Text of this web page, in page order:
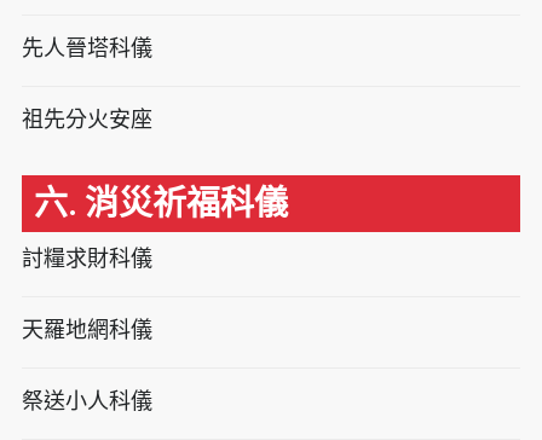
先人晉塔科儀
祖先分火安座
六. 消災祈福科儀
討糧求財科儀
天羅地網科儀
祭送小人科儀